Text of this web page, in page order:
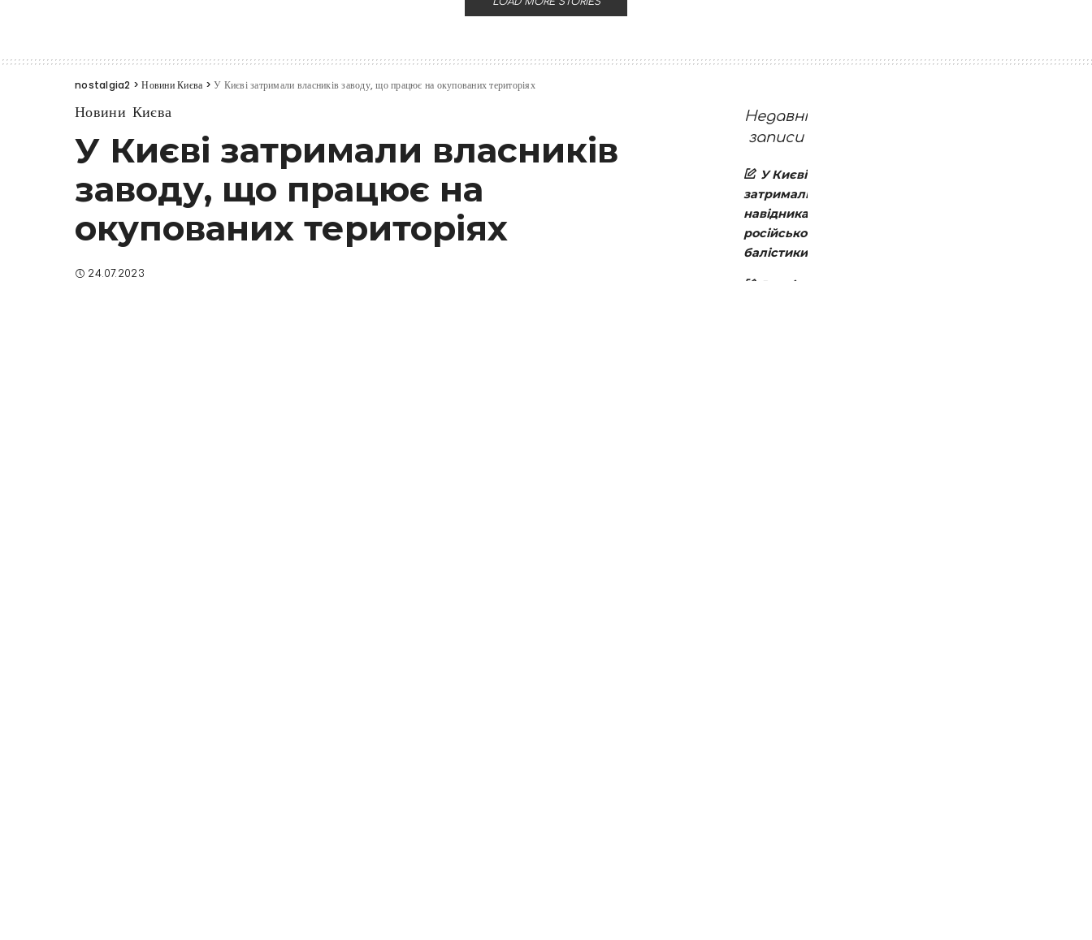
nostalgia2 >Новини Києва >У Києві затримали власників заводу, що працює на окупованих територіях
Новини Києва
У Києві затримали власників
заводу, що працює на
окупованих територіях
24.07.2023
Недавні
записи
У Києві
затримали
навідника
російської
балістики
Вартість